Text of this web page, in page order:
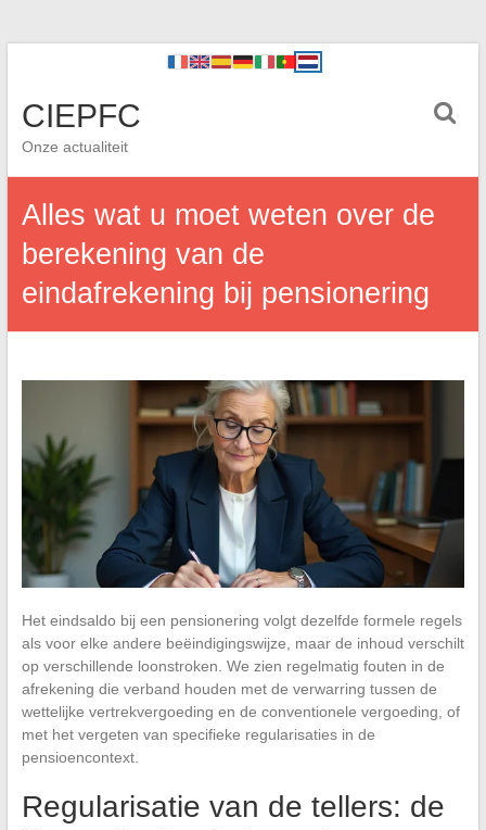
CIEPFC
Onze actualiteit
Alles wat u moet weten over de
berekening van de
eindafrekening bij pensionering
Het eindsaldo bij een pensionering volgt dezelfde formele regels
als voor elke andere beëindigingswijze, maar de inhoud verschilt
op verschillende loonstroken. We zien regelmatig fouten in de
afrekening die verband houden met de verwarring tussen de
wettelijke vertrekvergoeding en de conventionele vergoeding, of
met het vergeten van specifieke regularisaties in de
pensioencontext.
Regularisatie van de tellers: de